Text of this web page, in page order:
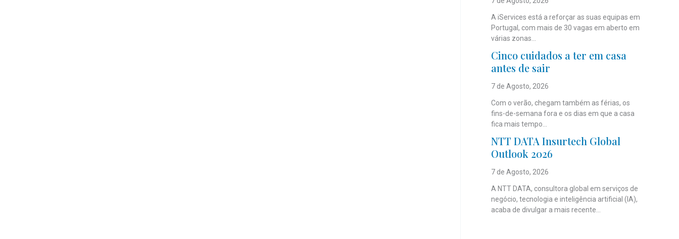
A iServices está a reforçar as suas equipas em
Portugal, com mais de 30 vagas em aberto em
várias zonas...
Cinco cuidados a ter em casa
antes de sair
7 de Agosto, 2026
Com o verão, chegam também as férias, os
fins-de-semana fora e os dias em que a casa
fica mais tempo...
NTT DATA Insurtech Global
Outlook 2026
7 de Agosto, 2026
A NTT DATA, consultora global em serviços de
negócio, tecnologia e inteligência artificial (IA),
acaba de divulgar a mais recente...